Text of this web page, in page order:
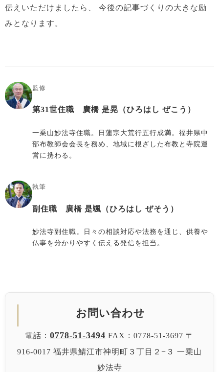
伝えいただけましたら、
今後の記事づくりの大きな励
みとなります。
監修
第31世住職 廣橋 是晃（ひろはし ぜこう）
一乗山妙法寺住職。日蓮宗大荒行五行成満。福井県中
部布教師会会長を務め、地域に根ざした布教と寺院運
営に携わる。
執筆
副住職 廣橋 是颯（ひろはし ぜそう）
妙法寺副住職。日々の相談対応や法務を通じ、供養や
仏事を分かりやすく伝える発信を担当。
お問い合わせ
電話： 0778-51-3494 FAX：0778-51-3697 〒
916-0017 福井県鯖江市神明町３丁目２−３ 一乗山
妙法寺